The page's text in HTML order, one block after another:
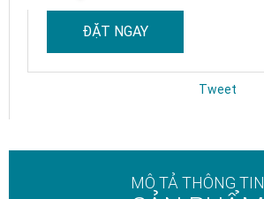
ĐẶT NGAY
Tweet
MÔ TẢ THÔNG TIN